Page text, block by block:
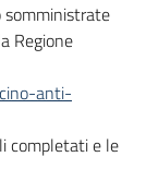
somministrate
Regione
anti-
completati e le